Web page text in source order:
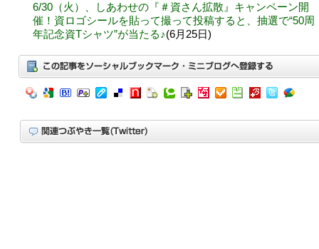
6/30（火）、しあわせの『＃資さん拡散』キャンペーン開
催！資ロゴシールを貼って撮って投稿すると、抽選で“50周
年記念資Tシャツ”が当たる♪(6月25日)